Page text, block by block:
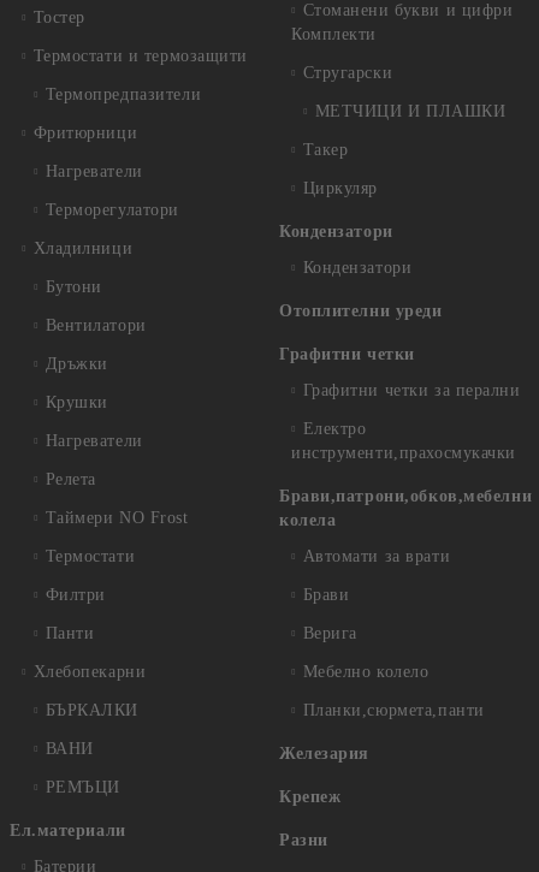
Тостер
Термостати и термозащити
Термопредпазители
Фритюрници
Нагреватели
Терморегулатори
Хладилници
Бутони
Вентилатори
Дръжки
Крушки
Нагреватели
Релета
Таймери NO Frost
Термостати
Филтри
Панти
Хлебопекарни
БЪРКАЛКИ
ВАНИ
РЕМЪЦИ
Ел.материали
Батерии
Стоманени букви и цифри
Комплекти
Стругарски
МЕТЧИЦИ И ПЛАШКИ
Такер
Циркуляр
Кондензатори
Кондензатори
Отоплителни уреди
Графитни четки
Графитни четки за перални
Електро
инструменти,прахосмукачки
Брави,патрони,обков,мебелни
колела
Автомати за врати
Брави
Верига
Мебелно колело
Планки,сюрмета,панти
Железария
Крепеж
Разни